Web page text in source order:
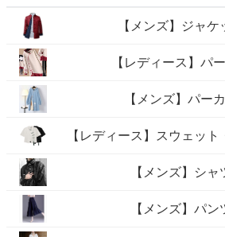
【メンズ】ジャケ
【レディース】パ
【メンズ】パー
【レディース】スウェット
【メンズ】シャ
【メンズ】パン